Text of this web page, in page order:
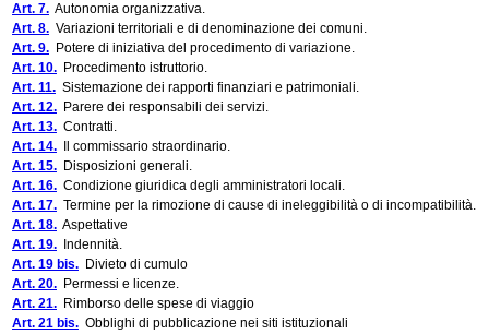
Art. 7. Autonomia organizzativa.
Art. 8. Variazioni territoriali e di denominazione dei comuni.
Art. 9. Potere di iniziativa del procedimento di variazione.
Art. 10. Procedimento istruttorio.
Art. 11. Sistemazione dei rapporti finanziari e patrimoniali.
Art. 12. Parere dei responsabili dei servizi.
Art. 13. Contratti.
Art. 14. Il commissario straordinario.
Art. 15. Disposizioni generali.
Art. 16. Condizione giuridica degli amministratori locali.
Art. 17. Termine per la rimozione di cause di ineleggibilità o di incompatibilità.
Art. 18. Aspettative
Art. 19. Indennità.
Art. 19 bis. Divieto di cumulo
Art. 20. Permessi e licenze.
Art. 21. Rimborso delle spese di viaggio
Art. 21 bis. Obblighi di pubblicazione nei siti istituzionali